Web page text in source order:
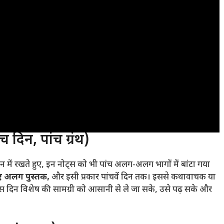
पांच ग्रंथ)
में रखते हुए, इन नोट्स को भी पांच अलग-अलग भागों में बांटा गया
अलग पुस्तक, और इसी प्रकार पांचवें दिन तक। इससे कथावाचक या
दिन विशेष की सामग्री को आसानी से ले जा सके, उसे पढ़ सके और